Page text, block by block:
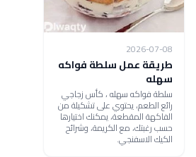
2026-07-08
طريقة عمل سلطة فواكه
سهله
سلطة فواكه سهله ، كأس زجاجي
رائع الطعم، يحتوي على تشكيلة من
الفاكهة المقطعة، يمكنك اختيارها
حسب رغبتك، مع الكريمة، وشرائح
الكيك الاسفنجي.